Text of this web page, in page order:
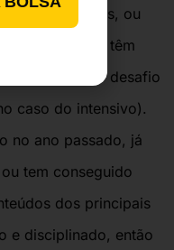
de conteúdos, ou
do que já têm
gás! – para o desafio
caso do intensivo).
no ano passado, já
tem conseguido
dos principais
e disciplinado, então